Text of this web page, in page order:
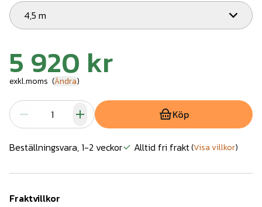
4,5 m
5 920 kr
exkl.moms (Ändra)
Köp
Beställningsvara, 1-2 veckor Alltid fri frakt(Visa villkor)
Fraktvillkor